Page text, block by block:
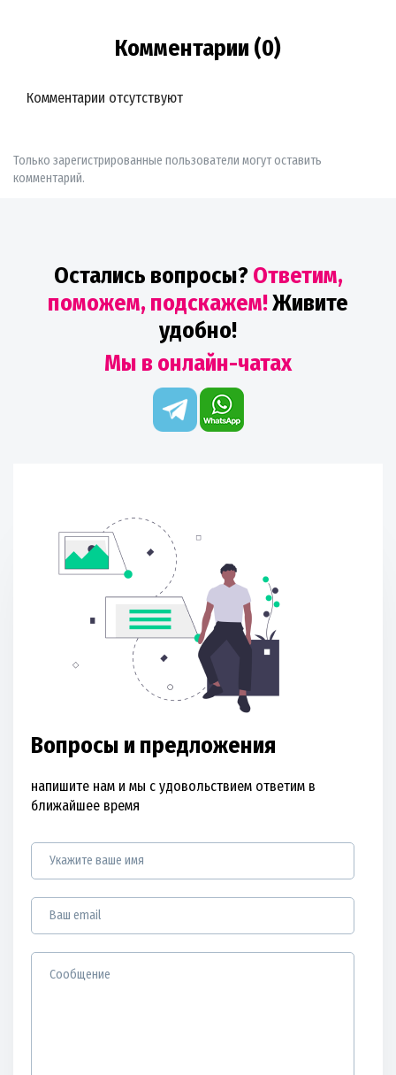
Комментарии (0)
Комментарии отсутствуют
Только зарегистрированные пользователи могут оставить
комментарий.
Остались вопросы?Ответим,
поможем, подскажем!Живите
удобно!
Мы в онлайн-чатах
Вопросы и предложения
напишите нам и мы с удовольствием ответим в
ближайшее время